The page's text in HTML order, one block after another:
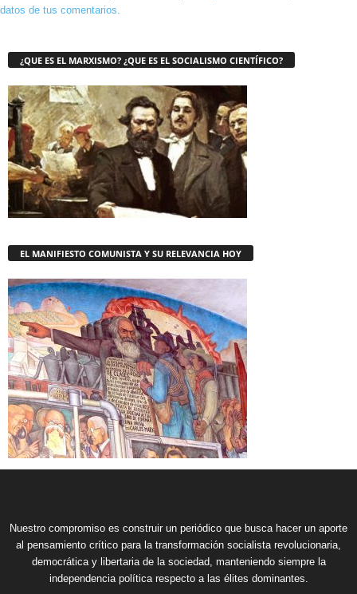
datos de tus comentarios.
¿QUE ES EL MARXISMO? ¿QUE ES EL SOCIALISMO CIENTÍFICO?
EL MANIFIESTO COMUNISTA Y SU RELEVANCIA HOY
Nuestro compromiso es construir un periódico que busca hacer un aporte
al pensamiento crítico para la transformación socialista revolucionaria,
democrática y libertaria de la sociedad, manteniendo siempre la
independencia política respecto a las élites dominantes.